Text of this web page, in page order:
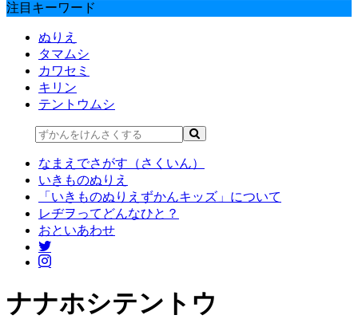
注目キーワード
ぬりえ
タマムシ
カワセミ
キリン
テントウムシ
なまえでさがす（さくいん）
いきものぬりえ
「いきものぬりえずかんキッズ」について
レヂヲってどんなひと？
おといあわせ
ナナホシテントウ